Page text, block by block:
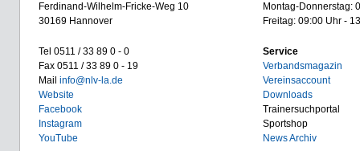
Ferdinand-Wilhelm-Fricke-Weg 10
30169 Hannover
Tel 0511 / 33 89 0 - 0
Fax 0511 / 33 89 0 - 19
Mail info@nlv-la.de
Website
Facebook
Instagram
YouTube
Montag-Donnerstag:
Freitag: 09:00 Uhr -
Service
Verbandsmagazin
Vereinsaccount
Downloads
Trainersuchportal
Sportshop
News Archiv